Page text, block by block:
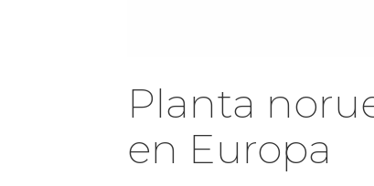
Planta
en Europa